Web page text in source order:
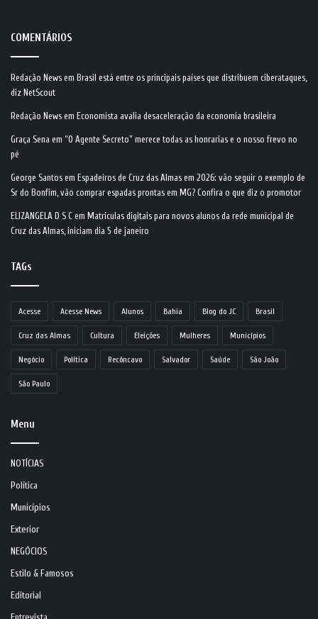
COMENTÁRIOS
Redação News em Brasil está entre os principais países que distribuem ciberataques,
diz NetScout
Redação News em Economista avalia desaceleração da economia brasileira
Graça Sena em “O Agente Secreto” merece todas as honrarias e o nosso frevo no
pé
George Santos em Espadeiros de Cruz das Almas em 2026: vão seguir o exemplo de
Sr do Bonfim, vão comprar espadas prontas em MG? Confira o que diz o promotor
ELIZANGELA D S C em Matrículas digitais para novos alunos da rede municipal de
Cruz das Almas, iniciam dia 5 de janeiro
TAGs
Acesse Acesse News Alunos Bahia Blog do JC Brasil
Cruz das Almas Cultura Eleições Mulheres Municípios
Negócio Política Recôncavo Salvador Saúde São João
São Paulo
Menu
NOTÍCIAS
Política
Municípios
Exterior
NEGÓCIOS
Estilo & Famosos
Editorial